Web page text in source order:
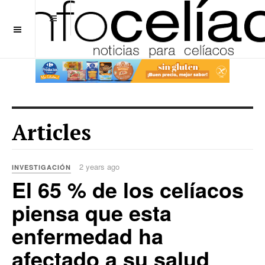
Articles
INVESTIGACIÓN 2 years ago
El 65 % de los celíacos
piensa que esta
enfermedad ha
afectado a su salud